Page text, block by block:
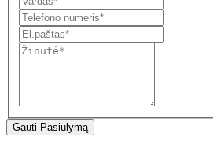
Gauti Pasiūlymą